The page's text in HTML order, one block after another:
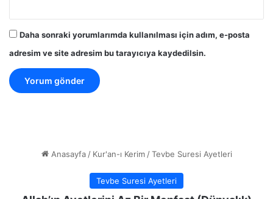
Daha sonraki yorumlarımda kullanılması için adım, e-posta
adresim ve site adresim bu tarayıcıya kaydedilsin.